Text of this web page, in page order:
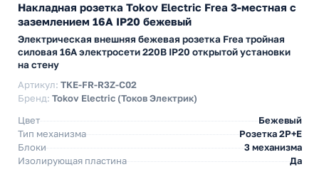
Накладная розетка Tokov Electric Frea 3-местная с
заземлением 16А IP20 бежевый
Электрическая внешняя бежевая розетка Frea тройная
силовая 16А электросети 220В IP20 открытой установки
на стену
Артикул: TKE-FR-R3Z-C02
Бренд: Tokov Electric (Токов Электрик)
Цвет
Бежевый
Тип механизма
Розетка 2Р+Е
Блоки
3 механизма
Изолирующая пластина
Да